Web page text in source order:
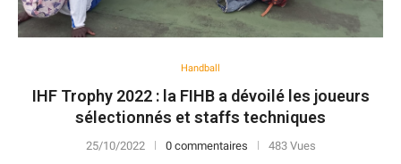
Handball
IHF Trophy 2022 : la FIHB a dévoilé les joueurs
sélectionnés et staffs techniques
25/10/2022 0 commentaires 483 Vues